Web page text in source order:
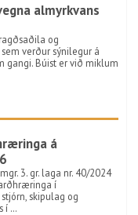
almyrkvans
og
verður sýnilegur á
gangi. Búist er við miklum
á
3. gr. laga nr. 40/2024
í
skipulag og
í …